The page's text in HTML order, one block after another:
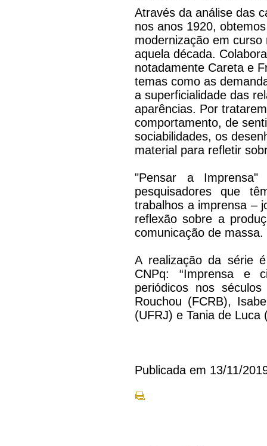
Através da análise das
nos anos 1920,
modernização em
aquela década.
notadamente Careta e
temas como as
a superficialidade das
aparências. Por
comportamento, de
sociabilidades, os
material para refletir
"Pensar a
pesquisadores que
trabalhos a imprensa –
reflexão sobre a
comunicação de massa.
A realização da série
CNPq: “Imprensa e
periódicos nos
Rouchou (FCRB),
(UFRJ) e Tania de Luca
Publicada em 13/11/